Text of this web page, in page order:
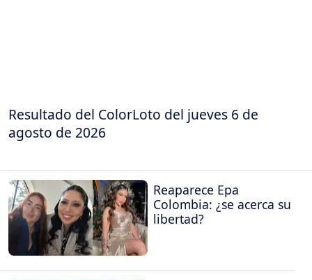
Resultado del ColorLoto del jueves 6 de
agosto de 2026
Reaparece Epa
Colombia: ¿se acerca su
libertad?